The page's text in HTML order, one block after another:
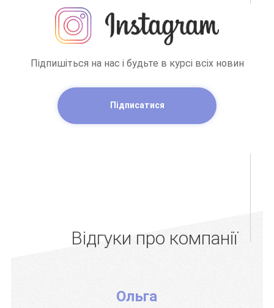
Підпишіться на нас і будьте в курсі всіх новин
Підписатися
Відгуки про компанії
Ольга